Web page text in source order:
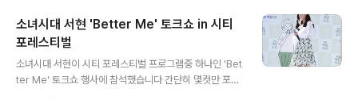
소녀시대 서현 'Better Me' 토크쇼 in 시티
포레스티벌
소녀시대 서현이 시티 포레스티벌 프로그램중 하나인 'Bet
ter Me' 토크쇼 행사에 참석했습니다 간단히 몇컷만 포스